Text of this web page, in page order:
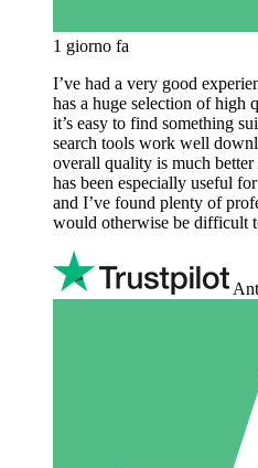
1 giorno fa
I’ve had a very good
has a huge selection of high
it’s easy to find something
search tools work well
overall quality is much
has been especially useful
and I’ve found plenty of
would otherwise be difficult